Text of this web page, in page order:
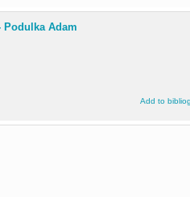
Podulka Adam
Add to